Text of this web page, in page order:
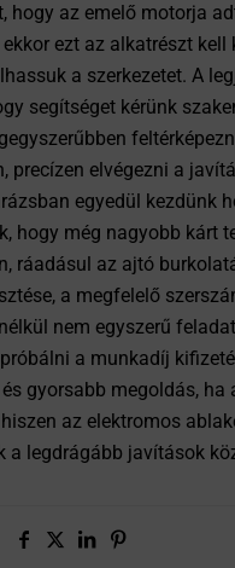
hogy az emelő motorja
ezt az alkatrészt kell
a szerkezetet. A
segítséget kérünk
precízen elvégezni a
egyedül kezdünk
hogy még nagyobb kárt
ráadásul az ajtó
a megfelelő
nem egyszerű
a munkadíj
gyorsabb megoldás, ha
az elektromos
a legdrágább javítások